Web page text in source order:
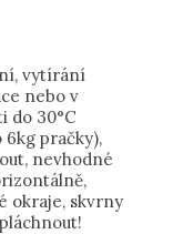
vytírání
nebo v
do 30°C
6kg pračky),
nevhodné
okraje, skvrny